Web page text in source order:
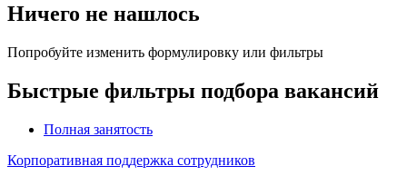
Ничего не нашлось
Попробуйте изменить формулировку или фильтры
Быстрые фильтры подбора вакансий
Полная занятость
Корпоративная поддержка сотрудников